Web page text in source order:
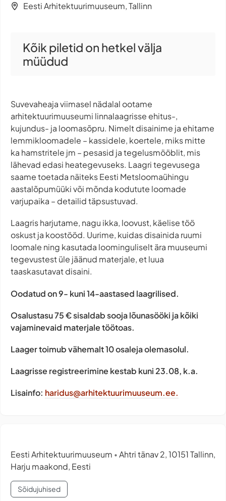
Eesti Arhitektuurimuuseum, Tallinn
Kõik piletid on hetkel välja
müüdud
Suvevaheaja viimasel nädalal ootame
arhitektuurimuuseumi linnalaagrisse ehitus-,
kujundus- ja loomasõpru. Nimelt disainime ja ehitame
lemmikloomadele – kassidele, koertele, miks mitte
ka hamstritele jm – pesasid ja tegelusmööblit, mis
lähevad edasi heategevuseks. Laagri tegevusega
saame toetada näiteks Eesti Metsloomaühingu
aastalõpumüüki või mõnda kodutute loomade
varjupaika – detailid täpsustuvad.
Laagris harjutame, nagu ikka, loovust, käelise töö
oskust ja koostööd. Uurime, kuidas disainida ruumi
loomale ning kasutada loominguliselt ära muuseumi
tegevustest üle jäänud materjale, et luua
taaskasutavat disaini.
Oodatud on 9- kuni 14-aastased laagrilised.
Osalustasu 75 € sisaldab sooja lõunasööki ja kõiki
vajaminevaid materjale töötoas.
Laager toimub vähemalt 10 osaleja olemasolul.
Laagrisse registreerimine kestab kuni 23.08, k.a.
Lisainfo: haridus@arhitektuurimuuseum.ee.
Eesti Arhitektuurimuuseum • Ahtri tänav 2, 10151 Tallinn,
Harju maakond, Eesti
Sõidujuhised